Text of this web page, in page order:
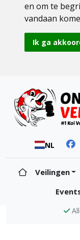
en om te
vandaan
Ik ga
NL
Veilingen